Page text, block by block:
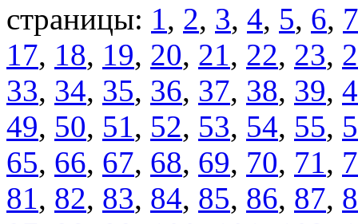
страницы: 1, 2, 3, 4, 5, 6, 7
17, 18, 19, 20, 21, 22, 23,
33, 34, 35, 36, 37, 38, 39,
49, 50, 51, 52, 53, 54, 55,
65, 66, 67, 68, 69, 70, 71,
81, 82, 83, 84, 85, 86, 87,